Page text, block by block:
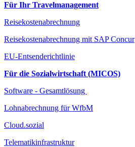
Für Ihr Travelmanagement
Reisekostenabrechnung
Reisekostenabrechnung mit SAP Concur
EU-Entsenderichtlinie
Für die Sozialwirtschaft (MICOS)
Software - Gesamtlösung
Lohnabrechnung für WfbM
Cloud.sozial
Telematikinfrastruktur